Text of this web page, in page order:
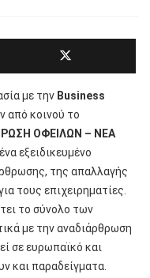
με την Business
από κοινού το
ΟΦΕΙΛΩΝ – ΝΕΑ
εξειδικευμένο
της απαλλαγής
τους επιχειρηματίες.
το σύνολο των
με την αναδιάρθρωση
σε ευρωπαϊκό και
και παραδείγματα.